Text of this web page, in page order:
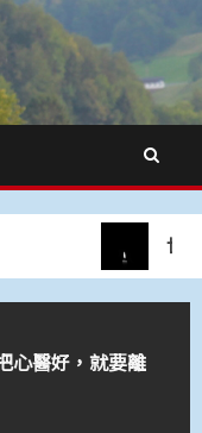
世界病
法師：禪就是禪
和平，才有真正的
心醫好，就要離